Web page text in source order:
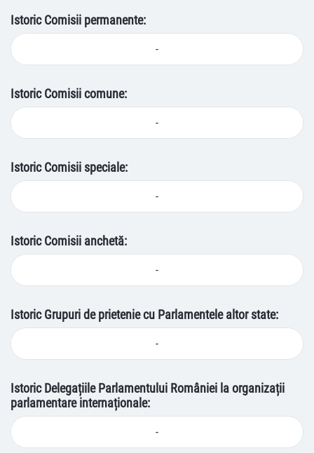
Istoric Comisii permanente:
-
Istoric Comisii comune:
-
Istoric Comisii speciale:
-
Istoric Comisii anchetă:
-
Istoric Grupuri de prietenie cu Parlamentele altor state:
-
Istoric Delegațiile Parlamentului României la organizații
parlamentare internaționale:
-